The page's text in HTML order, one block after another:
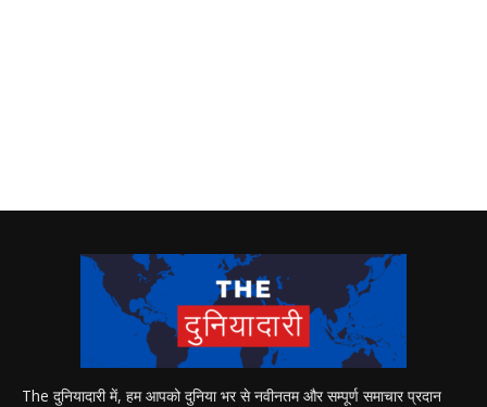
The दुनियादारी में, हम आपको दुनिया भर से नवीनतम और सम्पूर्ण समाचार प्रदान